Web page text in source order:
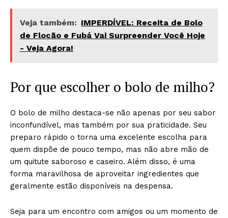
Veja também: IMPERDÍVEL: Receita de Bolo
de Flocão e Fubá Vai Surpreender Você Hoje
- Veja Agora!
Por que escolher o bolo de milho?
O bolo de milho destaca-se não apenas por seu sabor
inconfundível, mas também por sua praticidade. Seu
preparo rápido o torna uma excelente escolha para
quem dispõe de pouco tempo, mas não abre mão de
um quitute saboroso e caseiro. Além disso, é uma
forma maravilhosa de aproveitar ingredientes que
geralmente estão disponíveis na despensa.
Seja para um encontro com amigos ou um momento de